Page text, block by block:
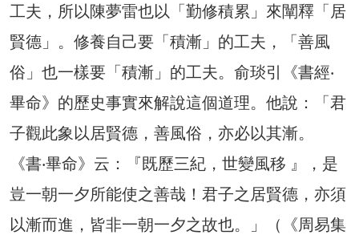
工夫，所以陳夢雷也以「勤修積累」來闡釋「居
賢德」。修養自己要「積漸」的工夫，「善風
俗」也一樣要「積漸」的工夫。俞琰引《書經‧
畢命》的歷史事實來解說這個道理。他說：「君
子觀此象以居賢德，善風俗，亦必以其漸。
《書‧畢命》云：『既歷三紀，世變風移 』，是
豈一朝一夕所能使之善哉！君子之居賢德，亦須
以漸而進，皆非一朝一夕之故也。」（《周易集